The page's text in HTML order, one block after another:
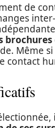
de
Même
contact